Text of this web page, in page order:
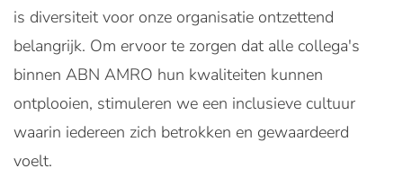
is diversiteit voor onze organisatie ontzettend
belangrijk. Om ervoor te zorgen dat alle collega's
binnen ABN AMRO hun kwaliteiten kunnen
ontplooien, stimuleren we een inclusieve cultuur
waarin iedereen zich betrokken en gewaardeerd
voelt.